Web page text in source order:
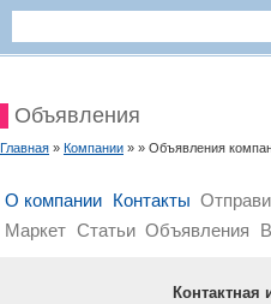
Объявления
Главная » Компании » » Объявления
О компании Контакты
Маркет Статьи Объявления